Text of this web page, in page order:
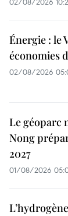
Énergie : le
économies
02/08/2026
Le géoparc
Nong
2027
01/08/2026